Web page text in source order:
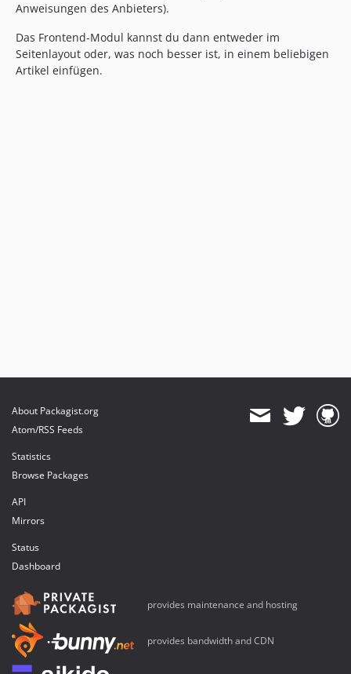
Anweisungen des Anbieters).
Das Frontend-Modul kannst du dann entweder im
Seitenlayout oder, was noch besser ist, in einem beliebigen
Artikel einfügen.
About Packagist.org
Atom/RSS Feeds
Statistics
Browse Packages
API
Mirrors
Status
Dashboard
provides maintenance and hosting
provides bandwidth and CDN